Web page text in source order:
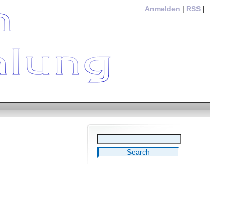
Anmelden RSS